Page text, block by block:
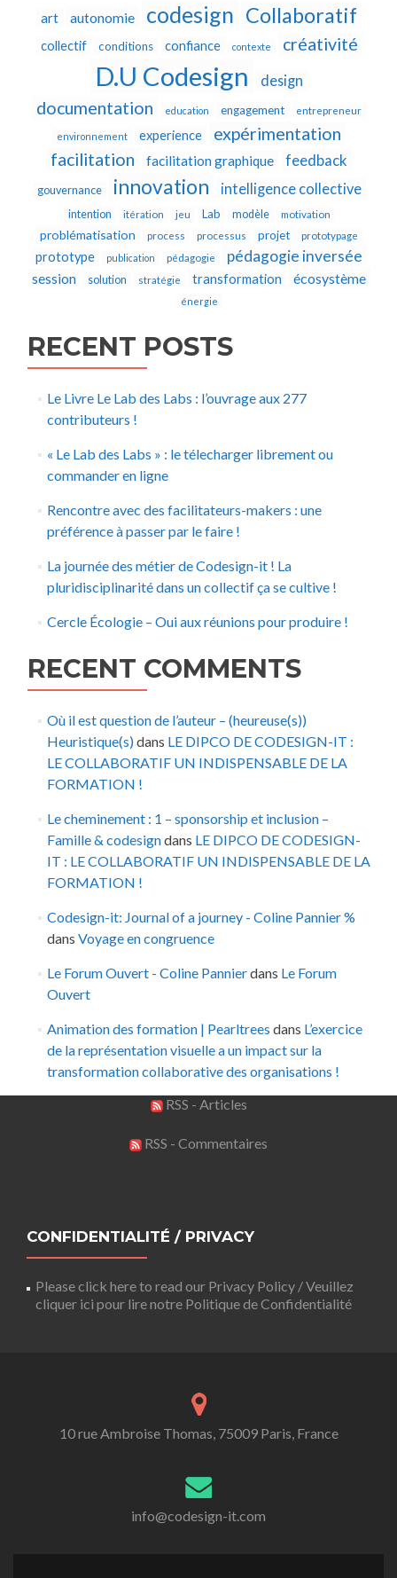
art autonomie codesign Collaboratif
collectif conditions confiance contexte créativité
D.U Codesign design
documentation education engagement entrepreneur
environnement experience
expérimentation
facilitation
facilitation graphique feedback
gouvernance innovation intelligence collective
intention itération jeu Lab modèle motivation
problématisation process processus projet prototypage
prototype publication pédagogie pédagogie inversée
session solution stratégie transformation écosystème
énergie
RECENT POSTS
Le Livre Le Lab des Labs : l’ouvrage aux 277
contributeurs !
« Le Lab des Labs » : le télecharger librement ou
commander en ligne
Rencontre avec des facilitateurs-makers : une
préférence à passer par le faire !
La journée des métier de Codesign-it ! La
pluridisciplinarité dans un collectif ça se cultive !
Cercle Écologie – Oui aux réunions pour produire !
RECENT COMMENTS
Où il est question de l’auteur – (heureuse(s))
Heuristique(s)dans LE DIPCO DE CODESIGN-IT :
LE COLLABORATIF UN INDISPENSABLE DE LA
FORMATION !
Le cheminement : 1 – sponsorship et inclusion –
Famille & codesigndans LE DIPCO DE CODESIGN-
IT : LE COLLABORATIF UN INDISPENSABLE DE LA
FORMATION !
Codesign-it: Journal of a journey - Coline Pannier %
dans Voyage en congruence
Le Forum Ouvert - Coline Pannierdans Le Forum
Ouvert
Animation des formation | Pearltrees dans L’exercice
de la représentation visuelle a un impact sur la
transformation collaborative des organisations !
RSS - Articles
RSS - Commentaires
CONFIDENTIALITÉ / PRIVACY
Please click here to read our Privacy Policy / Veuillez
cliquer ici pour lire notre Politique de Confidentialité
10 rue Ambroise Thomas, 75009 Paris, France
info@codesign-it.com